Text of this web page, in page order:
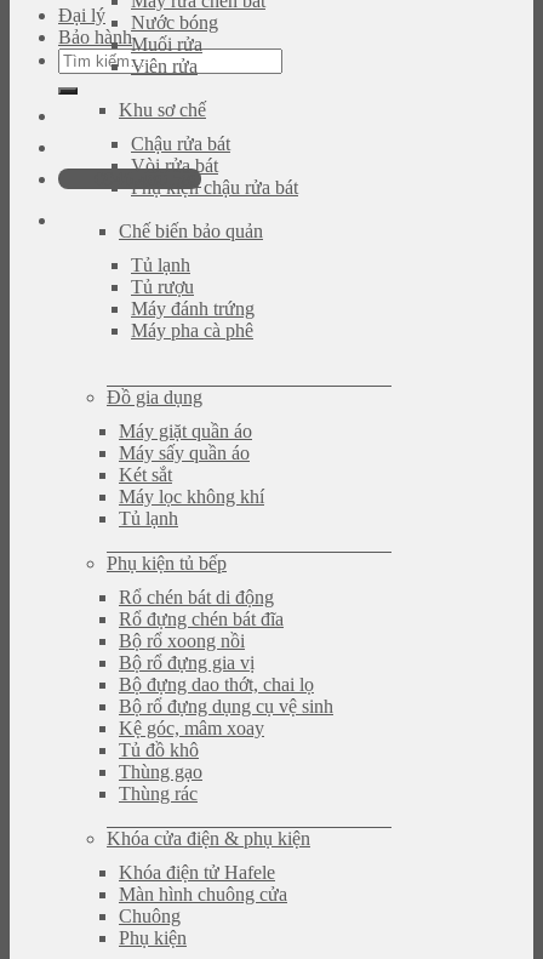
Đại lý
Bảo hành
Tìm
kiếm:
0946.480.580
Nước bóng
Muối rửa
Viên rửa
Khu sơ chế
Chậu rửa bát
Vòi rửa bát
Phụ kiện chậu rửa bát
Chế biến bảo quản
Tủ lạnh
Tủ rượu
Máy đánh trứng
Máy pha cà phê
Đồ gia dụng
Máy giặt quần áo
Máy sấy quần áo
Két sắt
Máy lọc không khí
Tủ lạnh
Phụ kiện tủ bếp
Rổ chén bát di động
Rổ đựng chén bát đĩa
Bộ rổ xoong nồi
Bộ rổ đựng gia vị
Bộ đựng dao thớt, chai lọ
Bộ rổ đựng dụng cụ vệ sinh
Kệ góc, mâm xoay
Tủ đồ khô
Thùng gạo
Thùng rác
Khóa cửa điện & phụ kiện
Khóa điện tử Hafele
Màn hình chuông cửa
Chuông
Phụ kiện